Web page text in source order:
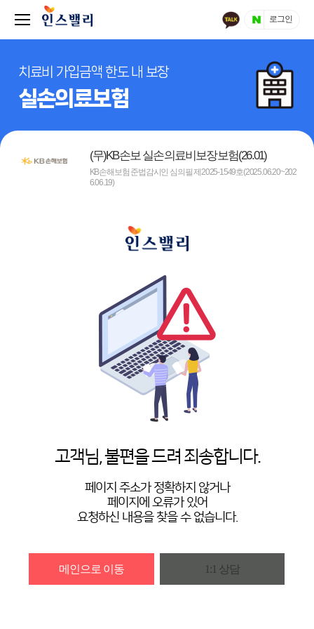
로그인
치료비 가입금액 한도 내 보장
실손의료보험
(무)KB손보 실손의료비보장보험(26.01)
KB손해보험 준법감시인 심의필 제2025-1549호(2025.06.20~202
6.06.19)
고객님, 불편을 드려 죄송합니다.
페이지 주소가 정확하지 않거나
페이지에 오류가 있어
요청하신 내용을 찾을 수 없습니다.
메인으로 이동 1:1 상담